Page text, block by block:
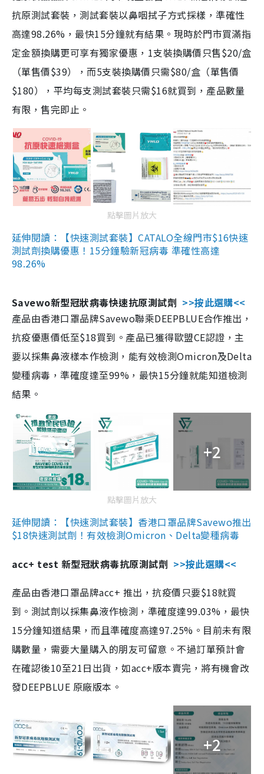
抗原測試套裝，測試套裝以鼻咽拭子方式採樣，準確性
高達98.26%，最快15分鐘就有結果。現時於門市買滿指
定金額換購更可享有獨家優惠，1支裝換購價只售$20/盒
（單售價$39），而5支裝換購價只需$80/盒（單售價
$180），平均每支測試套裝只需$16就買到，產品數量
有限，售完即止。
點擊圖片放大
延伸閱讀：【快速測試套裝】CATALO全線門市$16快速
測試劑換購優惠！15分鐘驗新冠病毒 準確性高達
98.26%
Savewo新型冠狀病毒快速抗原測試劑 >>按此選購<<
產品由香港口罩品牌Savewo聯乘DEEPBLUE合作推出，
抗疫優惠價低至$18買到。產品已獲得歐盟CE認證，主
要以採集鼻液樣本作檢測，能有效檢測Omicron及Delta
變種病毒，準確度達至99%，最快15分鐘就能知道檢測
結果。
+2
點擊圖片放大
延伸閱讀：【快速測試套裝】香港口罩品牌Savewo推出
$18快速測試劑！有效檢測Omicron、Delta變種病毒
acc+ test 新型冠狀病毒抗原測試劑 >>按此選購<<
產品由香港口罩品牌acc+ 推出，抗疫價只要$18就買
到。測試劑以採集鼻液作檢測，準確度達99.03%，最快
15分鐘知道結果，而且準確度高達97.25%。目前未有限
購數量，需要大量購入的朋友可留意。不過訂單預計會
在確認後10至21日出貨，如acc+版本賣完，將有機會改
發DEEPBLUE 原廠版本。
+2